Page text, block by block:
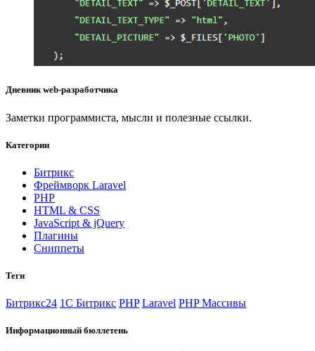
Дневник web-разработчика
Заметки программиста, мысли и полезные ссылки.
Категории
Битрикс
Фреймворк Laravel
PHP
HTML & CSS
JavaScript & jQuery
Плагины
Сниппеты
Теги
Битрикс24 1С Битрикс PHP Laravel PHP Массивы
Информационный бюллетень